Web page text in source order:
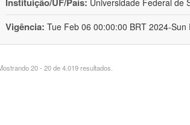
Universidade Federal de
Vigência: Tue Feb 06 00:00:00 BRT 2024-
20 - 20 de 4.019 resultados.